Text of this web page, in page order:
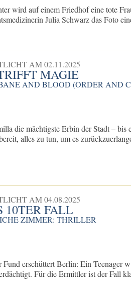
wird auf einem Friedhof eine tote
Julia Schwarz das Foto
AM02.11.2025
MAGIE
AND BLOOD (ORDER AND
die mächtigste Erbin der Stadt –
alles zu tun, um es
AM04.08.2025
10TER FALL
ZIMMER: THRILLER
Fund erschüttert Berlin: Ein Teenager
Für die Ermittler ist der Fall